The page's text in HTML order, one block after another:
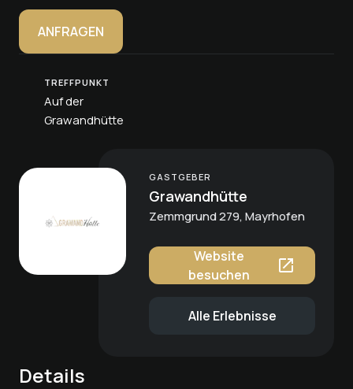
ANFRAGEN
TREFFPUNKT
Auf der
Grawandhütte
GASTGEBER
Grawandhütte
Zemmgrund 279, Mayrhofen
Website
besuchen
Alle Erlebnisse
Details